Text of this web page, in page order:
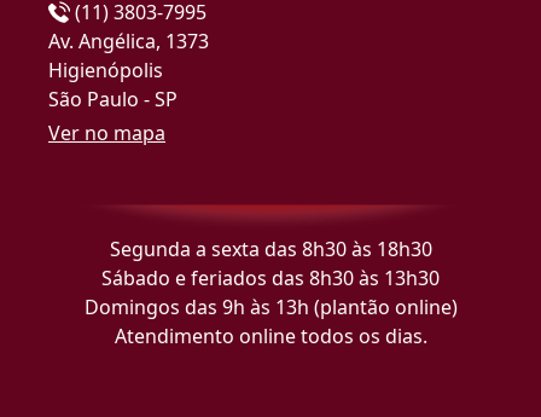
(11) 3803-7995
Av. Angélica, 1373
Higienópolis
São Paulo - SP
Ver no mapa
Segunda a sexta das 8h30 às 18h30
Sábado e feriados das 8h30 às 13h30
Domingos das 9h às 13h (plantão online)
Atendimento online todos os dias.